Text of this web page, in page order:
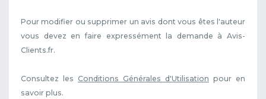
Pour modifier ou supprimer un avis dont vous êtes l'auteur
vous devez en faire expressément la demande à Avis-
Clients.fr.
Consultez les Conditions Générales d'Utilisation pour en
savoir plus.